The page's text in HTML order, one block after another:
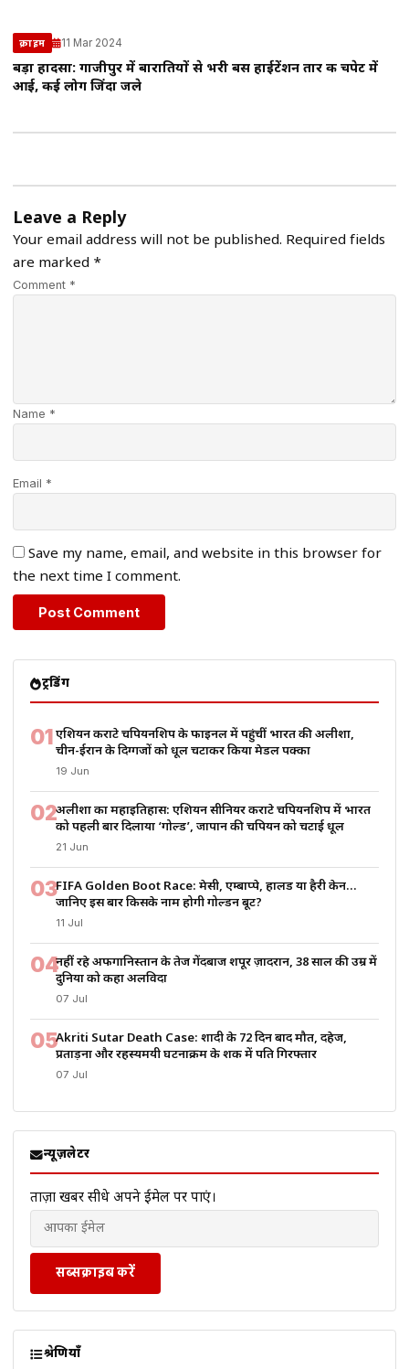
क्राइम 11 Mar 2024
बड़ा हादसा: गाजीपुर में बारातियों से भरी बस हाईटेंशन तार की चपेट में
आई, कई लोग जिंदा जले
Leave a Reply
Your email address will not be published. Required fields
are marked *
Comment *
Name *
Email *
Save my name, email, and website in this browser for
the next time I comment.
ट्रेंडिंग
01एशियन कराटे चैंपियनशिप के फाइनल में पहुंचीं भारत की अलीशा,
चीन-ईरान के दिग्गजों को धूल चटाकर किया मेडल पक्का
19 Jun
02अलीशा का महाइतिहास: एशियन सीनियर कराटे चैंपियनशिप में भारत
को पहली बार दिलाया ‘गोल्ड’, जापान की चैंपियन को चटाई धूल
21 Jun
03FIFA Golden Boot Race: मेसी, एम्बाप्पे, हालैंड या हैरी केन…
जानिए इस बार किसके नाम होगी गोल्डन बूट?
11 Jul
04नहीं रहे अफगानिस्तान के तेज गेंदबाज शपूर ज़ादरान, 38 साल की उम्र में
दुनिया को कहा अलविदा
07 Jul
05Akriti Sutar Death Case: शादी के 72 दिन बाद मौत, दहेज,
प्रताड़ना और रहस्यमयी घटनाक्रम के शक में पति गिरफ्तार
07 Jul
न्यूज़लेटर
ताज़ा खबरें सीधे अपने ईमेल पर पाएं।
सब्सक्राइब करें
श्रेणियाँ